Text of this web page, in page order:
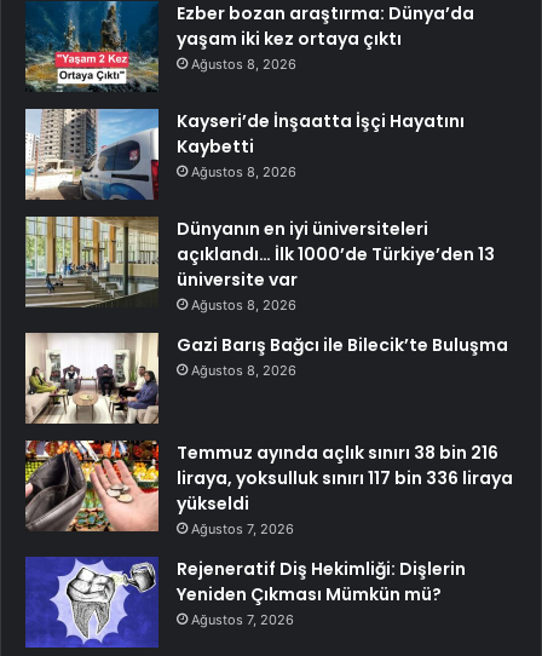
Ezber bozan araştırma: Dünya’da
yaşam iki kez ortaya çıktı
Ağustos 8, 2026
Kayseri’de İnşaatta İşçi Hayatını
Kaybetti
Ağustos 8, 2026
Dünyanın en iyi üniversiteleri
açıklandı… İlk 1000’de Türkiye’den 13
üniversite var
Ağustos 8, 2026
Gazi Barış Bağcı ile Bilecik’te Buluşma
Ağustos 8, 2026
Temmuz ayında açlık sınırı 38 bin 216
liraya, yoksulluk sınırı 117 bin 336 liraya
yükseldi
Ağustos 7, 2026
Rejeneratif Diş Hekimliği: Dişlerin
Yeniden Çıkması Mümkün mü?
Ağustos 7, 2026